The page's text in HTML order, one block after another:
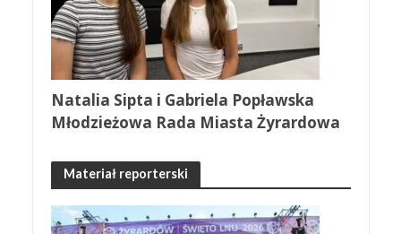
Natalia Sipta i Gabriela Popławska
Młodzieżowa Rada Miasta Żyrardowa
Materiał reporterski